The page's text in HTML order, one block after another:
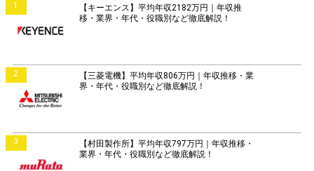
1
【キーエンス】平均年収2182万円｜年収推
移・業界・年代・役職別など徹底解説！
2
【三菱電機】平均年収806万円｜年収推移・業
界・年代・役職別など徹底解説！
3
【村田製作所】平均年収797万円｜年収推移・
業界・年代・役職別など徹底解説！